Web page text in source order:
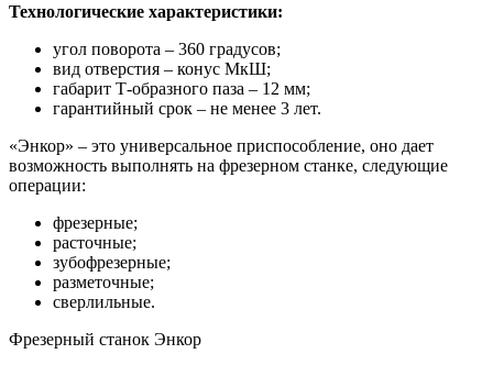
Технологические характеристики:
угол поворота – 360 градусов;
вид отверстия – конус МкШ;
габарит Т-образного паза – 12 мм;
гарантийный срок – не менее 3 лет.
«Энкор» – это универсальное приспособление, оно дает
возможность выполнять на фрезерном станке, следующие
операции:
фрезерные;
расточные;
зубофрезерные;
разметочные;
сверлильные.
Фрезерный станок Энкор